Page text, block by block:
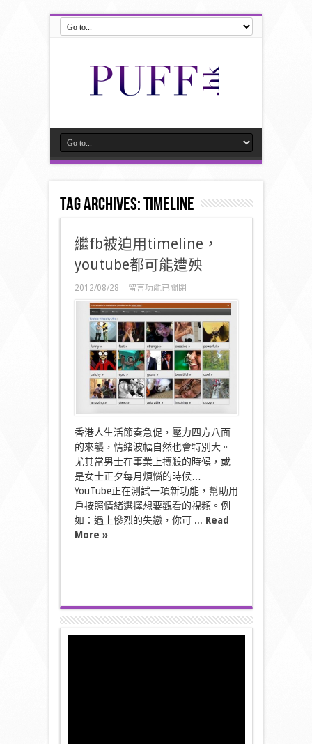
Tag Archives:timeline
繼fb被迫用timeline，
youtube都可能遭殃
2012/08/28
在
〈繼
fb
被
迫
用
timeline，
youtube
都
可
能
遭
殃〉
中
留言功能已關閉
香港人生活節奏急促，壓力四方八面
的來襲，情緒波幅自然也會特別大。
尤其當男士在事業上搏殺的時候，或
是女士正夕每月煩惱的時候…
YouTube正在測試一項新功能，幫助用
戶按照情緒選擇想要觀看的視頻。例
如：遇上慘烈的失戀，你可 ... Read
More »